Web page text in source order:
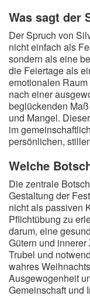
Was sagt der
Der Spruch von
nicht einfach als
sondern als eine
die Feiertage als
emotionalen
nach einer
beglückenden
und Mangel.
im
persönlichen,
Welche
Die zentrale
Gestaltung der
nicht als passiven
Pflichtübung zu
darum, eine
Gütern und
Trubel und
wahres
Ausgewogenheit
Gemeinschaft und